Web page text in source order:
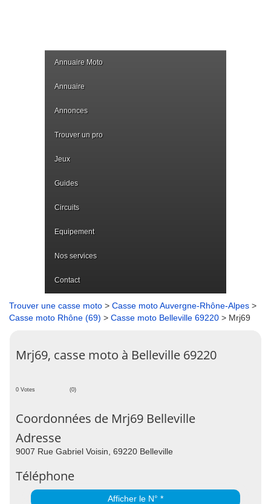
Annuaire Moto
Annuaire
Annonces
Trouver un pro
Jeux
Guides
Circuits
Equipement
Nos services
Contact
Trouver une casse moto > Casse moto Auvergne-Rhône-Alpes >
Casse moto Rhône (69) > Casse moto Belleville 69220 > Mrj69
Mrj69, casse moto à Belleville 69220
0 Votes (0)
Coordonnées de Mrj69 Belleville
Adresse
9007 Rue Gabriel Voisin, 69220 Belleville
Téléphone
Afficher le N° *